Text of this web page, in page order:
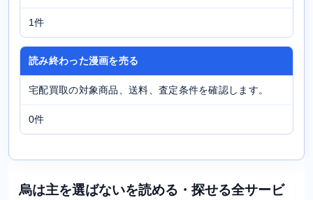
1件
読み終わった漫画を売る
宅配買取の対象商品、送料、査定条件を確認します。
0件
烏は主を選ばないを読める・探せる全サービ